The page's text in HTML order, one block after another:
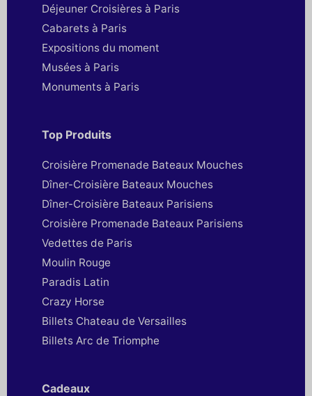
Déjeuner Croisières à Paris
Cabarets à Paris
Expositions du moment
Musées à Paris
Monuments à Paris
Top Produits
Croisière Promenade Bateaux Mouches
Dîner-Croisière Bateaux Mouches
Dîner-Croisière Bateaux Parisiens
Croisière Promenade Bateaux Parisiens
Vedettes de Paris
Moulin Rouge
Paradis Latin
Crazy Horse
Billets Chateau de Versailles
Billets Arc de Triomphe
Cadeaux